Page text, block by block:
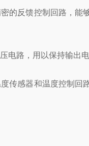
反馈控制回路，能
路，用以保持输出电
感器和温度控制回